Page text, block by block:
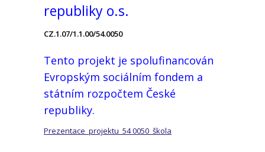
republiky o.s.
CZ.1.07/1.1.00/54.0050
Tento projekt je spolufinancován
Evropským sociálním fondem a
státním rozpočtem České
republiky.
Prezentace_projektu_54 0050_škola